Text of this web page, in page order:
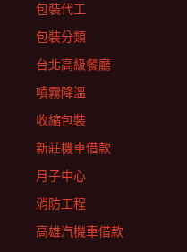
包裝代工
包裝分類
台北高級餐廳
噴霧降溫
收縮包裝
新莊機車借款
月子中心
消防工程
高雄汽機車借款